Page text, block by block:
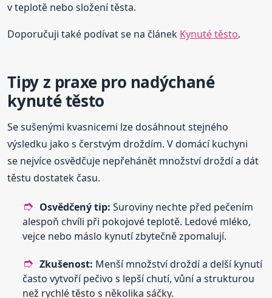
v teplotě nebo složení těsta.
Doporučuji také podívat se na článek Kynuté těsto.
Tipy z praxe pro nadýchané
kynuté těsto
Se sušenými kvasnicemi lze dosáhnout stejného
výsledku jako s čerstvým droždím. V domácí kuchyni
se nejvíce osvědčuje nepřehánět množství droždí a dát
těstu dostatek času.
Osvědčený tip: Suroviny nechte před pečením
alespoň chvíli při pokojové teplotě. Ledové mléko,
vejce nebo máslo kynutí zbytečně zpomalují.
Zkušenost: Menší množství droždí a delší kynutí
často vytvoří pečivo s lepší chutí, vůní a strukturou
než rychlé těsto s několika sáčky.